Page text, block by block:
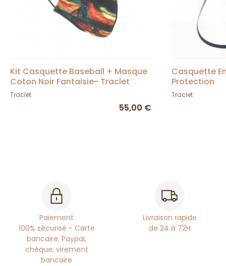
Kit Casquette Baseball + Masque
Coton Noir Fantaisie- Traclet
Traclet
55,00 €
Casquette
Protection
Traclet
Paiement
100% sécurisé - Carte
bancaire, Paypal,
chèque, virement
bancaire
Livraison rapide
de 24 à 72H